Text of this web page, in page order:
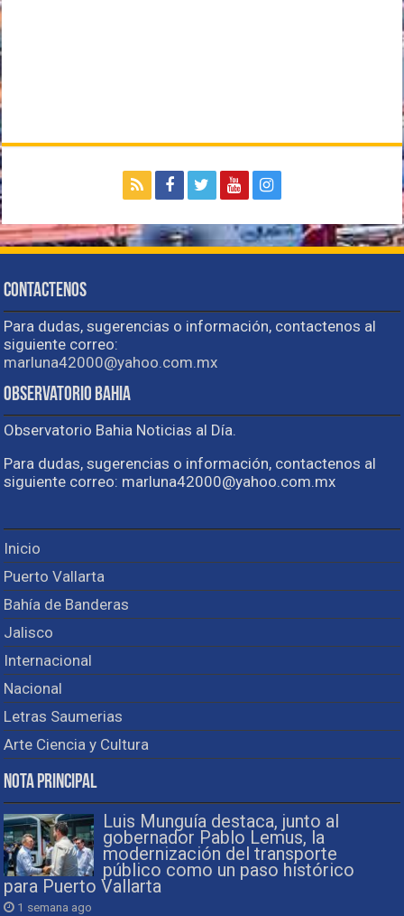
Contactenos
Para dudas, sugerencias o información, contactenos al
siguiente correo:
marluna42000@yahoo.com.mx
Observatorio Bahia
Observatorio Bahia Noticias al Día.
Para dudas, sugerencias o información, contactenos al
siguiente correo: marluna42000@yahoo.com.mx
Inicio
Puerto Vallarta
Bahía de Banderas
Jalisco
Internacional
Nacional
Letras Saumerias
Arte Ciencia y Cultura
Nota Principal
Luis Munguía destaca, junto al
gobernador Pablo Lemus, la
modernización del transporte
público como un paso histórico
para Puerto Vallarta
1 semana ago